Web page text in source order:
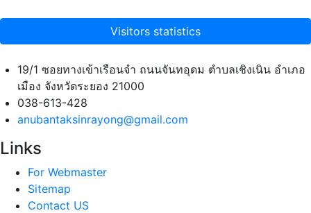
Visitors statistics
19/1 ซอยทางเข้าเรือนจำ ถนนจันทอุดม ตำบลเชิงเนิน อำเภอ
เมือง จังหวัดระยอง 21000
038-613-428
anubantaksinrayong@gmail.com
Links
For Webmaster
Sitemap
Contact US